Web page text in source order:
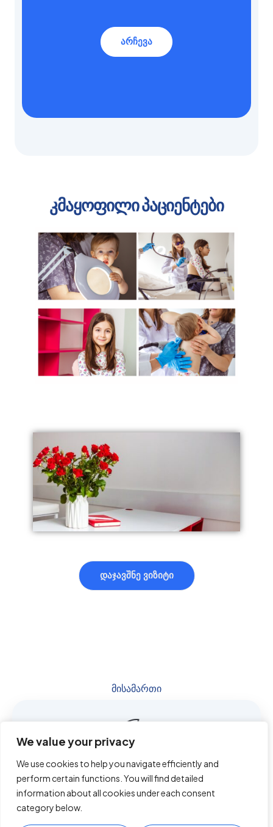
We value your privacy
We use cookies to help you navigate efficiently and
perform certain functions. You will find detailed
information about all cookies under each consent
category below.
არჩევა
კმაყოფილი პაციენტები
დაჯავშნე ვიზიტი
მისამართი
დაგვიკავშირდით
This website uses cookies to improve your experience.
By using this website you agree to our
Data Protection